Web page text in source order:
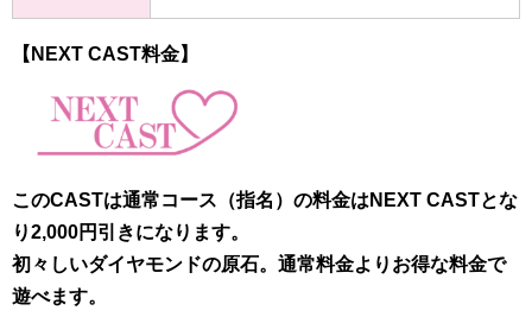
【NEXT CAST料金】
このCASTは通常コース（指名）の料金はNEXT CASTとな
り2,000円引きになります。
初々しいダイヤモンドの原石。通常料金よりお得な料金で
遊べます。